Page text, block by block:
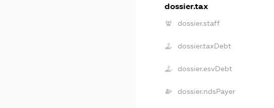
dossier.tax
dossier.staff
dossier.taxDebt
dossier.esvDebt
dossier.ndsPayer